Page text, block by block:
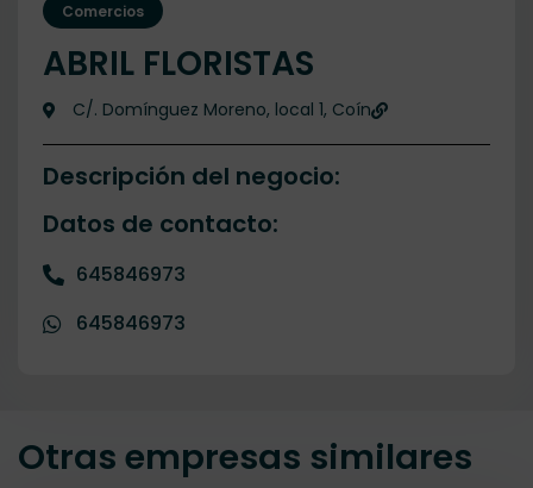
Comercios
ABRIL FLORISTAS
C/. Domínguez Moreno, local 1, Coín
Descripción del negocio:
Datos de contacto:
645846973
645846973
Otras empresas similares